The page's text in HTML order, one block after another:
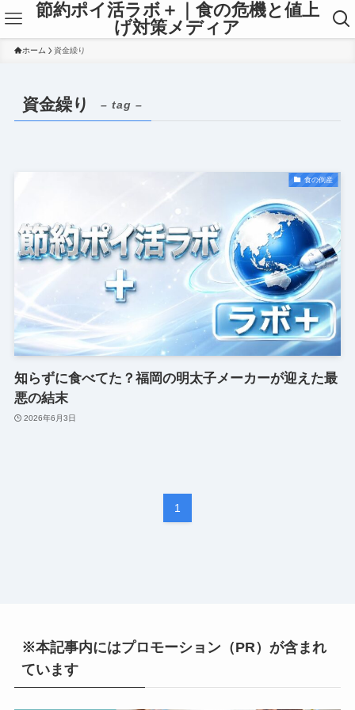
節約ポイ活ラボ＋｜食の危機と値上
げ対策メディア
ホーム 資金繰り
資金繰り – tag –
食の倒産
知らずに食べてた？福岡の明太子メーカーが迎えた最
悪の結末
2026年6月3日
1
※本記事内にはプロモーション（PR）が含まれ
ています